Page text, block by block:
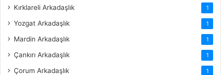
Kırklareli Arkadaşlık 1
Yozgat Arkadaşlık 1
Mardin Arkadaşlık 1
Çankırı Arkadaşlık 1
Çorum Arkadaşlık 1